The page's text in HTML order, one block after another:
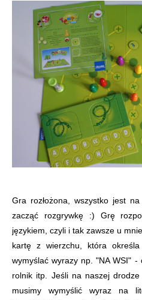
Gra rozłożona, wszystko jest
zacząć rozgrywkę :) Grę
językiem, czyli i tak zawsze u
kartę z wierzchu, która
wymyślać wyrazy np. "NA WSI" -
rolnik itp. Jeśli na naszej
musimy wymyślić wyraz na